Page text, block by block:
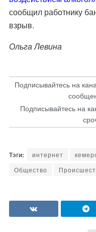
сообщил работнику
взрыв.
Ольга Левина
Подписывайтесь на
Подписывайтесь на
интернет
Общество